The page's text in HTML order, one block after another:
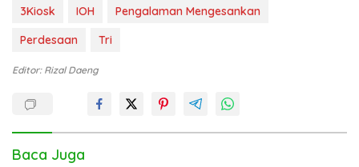
3Kiosk IOH
Pengalaman Mengesankan
Perdesaan
Tri
Editor: Rizal Daeng
Baca Juga